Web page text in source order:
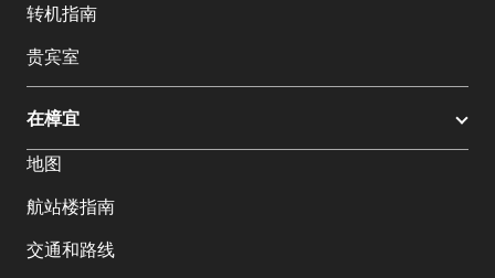
择
言:
转机指南
贵宾室
在樟宜
地图
航站楼指南
交通和路线